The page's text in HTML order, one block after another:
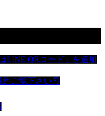
LINE QRコード」を追加
約ご覧下さい📕